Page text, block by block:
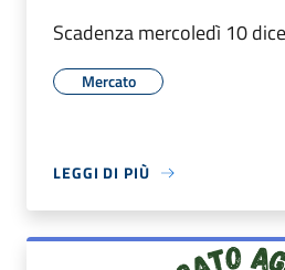
Scadenza mercoledì 10
Mercato
LEGGI DI PIÙ